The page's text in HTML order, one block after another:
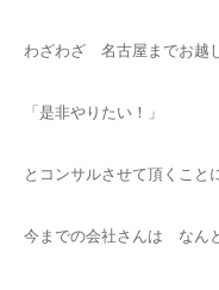
わざわざ 名古屋までお越
「是非やりたい！」
とコンサルさせて頂くこと
今までの会社さんは なん